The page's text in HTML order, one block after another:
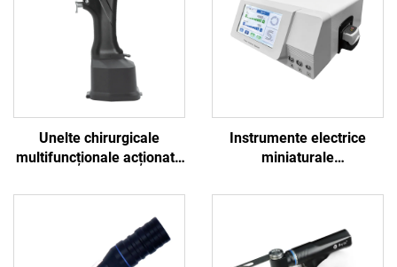
Unelte chirurgicale
multifuncționale acționate
5600 pentru chirurgia
Instrumente electrice
miniaturale
pentru chirurgie neuro-